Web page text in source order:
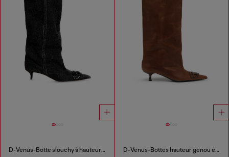
D-Venus-Botte slouchy à hauteur de genou en denim D-Venus-Bottes hauteur genou en cuir huilé